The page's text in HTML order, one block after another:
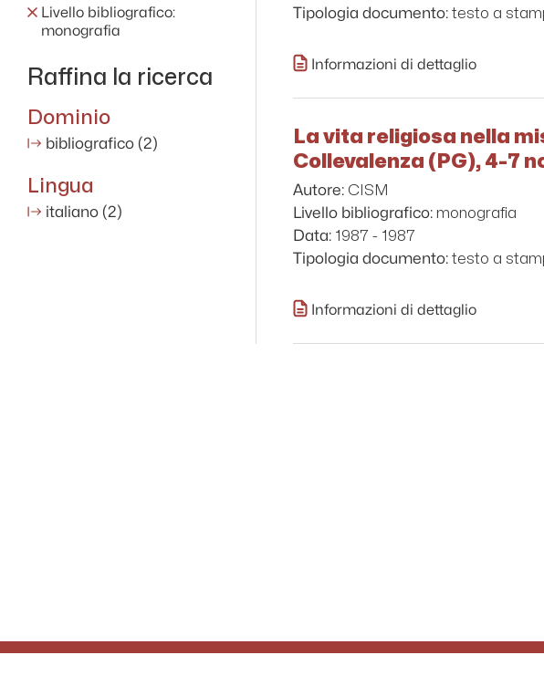
Livello bibliografico:
monografia
Raffina la ricerca
Dominio
bibliografico (2)
Lingua
italiano (2)
Tipologia documento: testo a
Informazioni di dettaglio
La vita religiosa nella
Collevalenza (PG), 4-7
Autore: CISM
Livello bibliografico: monografia
Data: 1987 - 1987
Tipologia documento: testo a
Informazioni di dettaglio